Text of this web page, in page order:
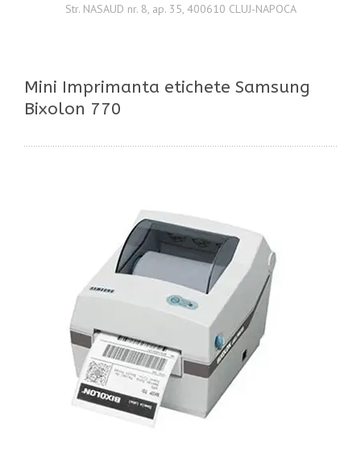
Str. NASAUD nr. 8, ap. 35, 400610 CLUJ-NAPOCA
Mini Imprimanta etichete Samsung
Bixolon 770